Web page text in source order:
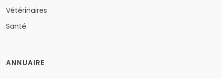
Vétérinaires
Santé
ANNUAIRE